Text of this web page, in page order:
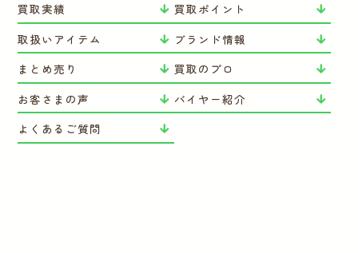
買取実績
買取ポイント
取扱いアイテム
ブランド情報
まとめ売り
買取のプロ
お客さまの声
バイヤー紹介
よくあるご質問